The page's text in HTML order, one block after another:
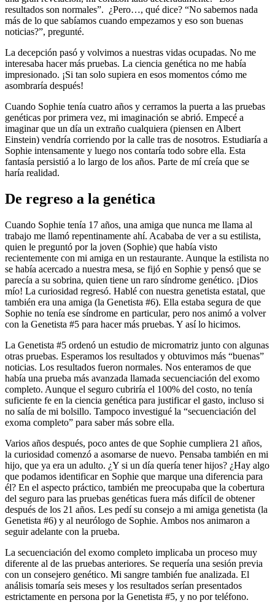
resultados son normales”. ¿Pero…, qué dice? “No sabemos nada
más de lo que sabíamos cuando empezamos y eso son buenas
noticias?”, pregunté.
La decepción pasó y volvimos a nuestras vidas ocupadas. No me
interesaba hacer más pruebas. La ciencia genética no me había
impresionado. ¡Si tan solo supiera en esos momentos cómo me
asombraría después!
Cuando Sophie tenía cuatro años y cerramos la puerta a las pruebas
genéticas por primera vez, mi imaginación se abrió. Empecé a
imaginar que un día un extraño cualquiera (piensen en Albert
Einstein) vendría corriendo por la calle tras de nosotros. Estudiaría a
Sophie intensamente y luego nos contaría todo sobre ella. Esta
fantasía persistió a lo largo de los años. Parte de mí creía que se
haría realidad.
De regreso a la genética
Cuando Sophie tenía 17 años, una amiga que nunca me llama al
trabajo me llamó repentinamente ahí. Acababa de ver a su estilista,
quien le preguntó por la joven (Sophie) que había visto
recientemente con mi amiga en un restaurante. Aunque la estilista no
se había acercado a nuestra mesa, se fijó en Sophie y pensó que se
parecía a su sobrina, quien tiene un raro síndrome genético. ¡Dios
mío! La curiosidad regresó. Hablé con nuestra genetista estatal, que
también era una amiga (la Genetista #6). Ella estaba segura de que
Sophie no tenía ese síndrome en particular, pero nos animó a volver
con la Genetista #5 para hacer más pruebas. Y así lo hicimos.
La Genetista #5 ordenó un estudio de micromatriz junto con algunas
otras pruebas. Esperamos los resultados y obtuvimos más “buenas”
noticias. Los resultados fueron normales. Nos enteramos de que
había una prueba más avanzada llamada secuenciación del exomo
completo. Aunque el seguro cubriría el 100% del costo, no tenía
suficiente fe en la ciencia genética para justificar el gasto, incluso si
no salía de mi bolsillo. Tampoco investigué la “secuenciación del
exoma completo” para saber más sobre ella.
Varios años después, poco antes de que Sophie cumpliera 21 años,
la curiosidad comenzó a asomarse de nuevo. Pensaba también en mi
hijo, que ya era un adulto. ¿Y si un día quería tener hijos? ¿Hay algo
que podamos identificar en Sophie que marque una diferencia para
él? En el aspecto práctico, también me preocupaba que la cobertura
del seguro para las pruebas genéticas fuera más difícil de obtener
después de los 21 años. Les pedí su consejo a mi amiga genetista (la
Genetista #6) y al neurólogo de Sophie. Ambos nos animaron a
seguir adelante con la prueba.
La secuenciación del exomo completo implicaba un proceso muy
diferente al de las pruebas anteriores. Se requería una sesión previa
con un consejero genético. Mi sangre también fue analizada. El
análisis tomaría seis meses y los resultados serían presentados
estrictamente en persona por la Genetista #5, y no por teléfono.